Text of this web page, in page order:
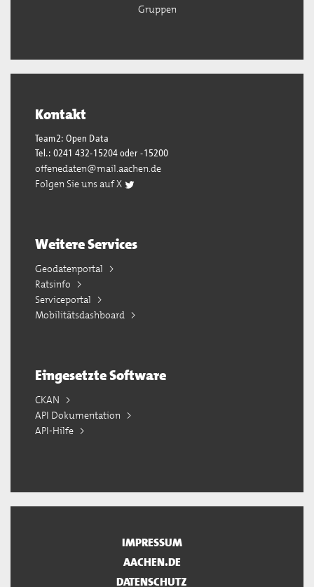
Gruppen
Kontakt
Team2: Open Data
Tel.: 0241 432-15204 oder -15200
offenedaten@mail.aachen.de
Folgen Sie uns auf X
Weitere Services
Geodatenportal
Ratsinfo
Serviceportal
Mobilitätsdashboard
Eingesetzte Software
CKAN
API Dokumentation
API-Hilfe
IMPRESSUM
AACHEN.DE
DATENSCHUTZ